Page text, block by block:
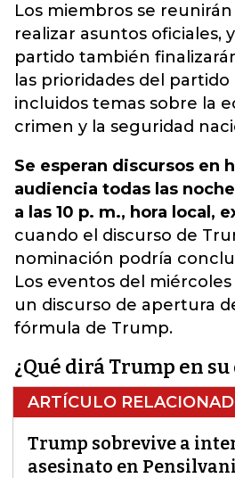
Los miembros se
realizar asuntos oficiales,
partido también
las prioridades del partido
incluidos temas sobre la
crimen y la seguridad
Se esperan discursos en
audiencia todas las
a las 10 p. m., hora local,
cuando el discurso de
nominación podría
Los eventos del
un discurso de apertura
fórmula de Trump.
¿Qué dirá Trump en
ARTÍCULO
Trump sobrevive a
asesinato en